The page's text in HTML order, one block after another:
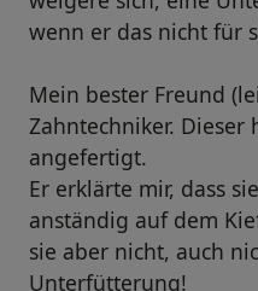
wenn er das nicht für
Mein bester Freund
Zahntechniker. Dieser
angefertigt.
Er erklärte mir, dass
anständig auf dem
sie aber nicht, auch
Unterfütterung!